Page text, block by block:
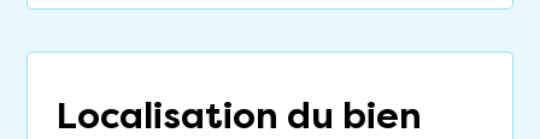
Localisation du bien